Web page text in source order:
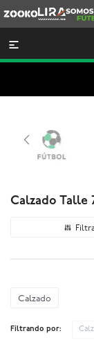
Lira
Somos
Futbol

Calzado Talle
Calzado
Filtrando por: